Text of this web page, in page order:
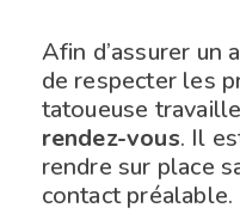
Afin d’assurer un
de respecter les
tatoueuse travaille
rendez-vous. Il
rendre sur place
contact préalable.